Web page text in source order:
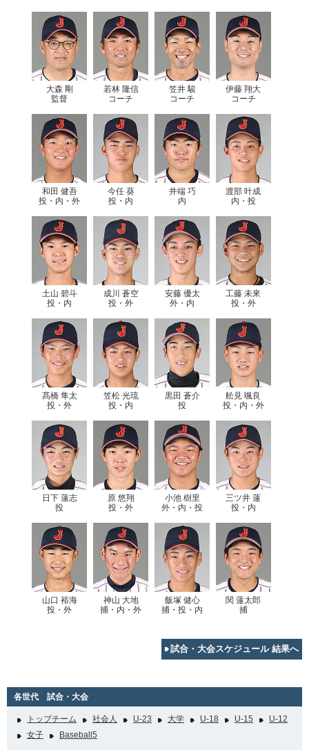
大森 剛
監督
若林 隆信
コーチ
笠井 駿
コーチ
伊藤 翔大
コーチ
和田 健吾
投・内・外
今任 葵
投・内
井端 巧
内
渡部 叶成
内・投
土山 碧斗
投・内
成川 蒼空
投・外
安藤 優太
外・内
工藤 未來
投・外
髙橋 隼太
投・外
笠松 光琉
投・内
黒田 蒼介
投
舩見 颯良
投・内・外
日下 蓮志
投
原 悠翔
投・外
小池 樹里
外・内・投
三ツ井 蓮
投・内
山口 裕海
投・外
神山 大地
捕・内・外
飯塚 健心
捕・投・内
関 蓮太郎
捕
試合・大会スケジュール 結果へ
各世代 試合・大会
トップチーム 社会人 U-23 大学 U-18 U-15
U-12
女子
Baseball5